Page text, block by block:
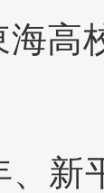
海高
、新